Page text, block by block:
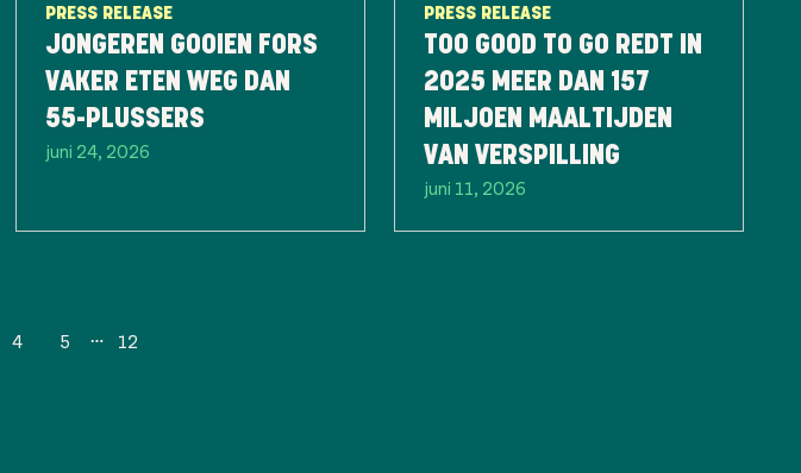
PRESS RELEASE
JONGEREN GOOIEN FORS
VAKER ETEN WEG DAN
55-PLUSSERS
juni 24, 2026
PRESS RELEASE
TOO GOOD TO GO REDT IN
2025 MEER DAN 157
MILJOEN MAALTIJDEN
VAN VERSPILLING
juni 11, 2026
4 5 12